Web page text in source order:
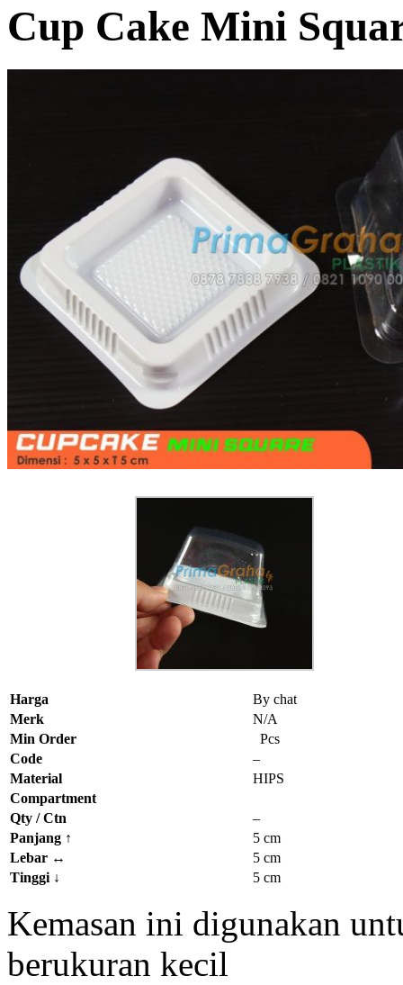
Cup Cake Mini
Harga
By chat
Merk
N/A
Min Order
Pcs
Code
–
Material
HIPS
Compartment
Qty / Ctn
–
Panjang ↑
5 cm
Lebar ↔
5 cm
Tinggi ↓ 5 cm
Kemasan ini digunakan
berukuran kecil